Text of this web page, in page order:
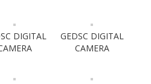
DIGITAL
GEDSC DIGITAL
CAMERA